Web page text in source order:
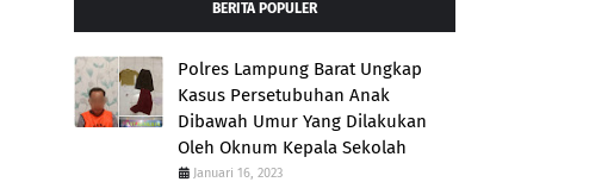
BERITA POPULER
Polres Lampung Barat Ungkap
Kasus Persetubuhan Anak
Dibawah Umur Yang Dilakukan
Oleh Oknum Kepala Sekolah
Januari 16, 2023